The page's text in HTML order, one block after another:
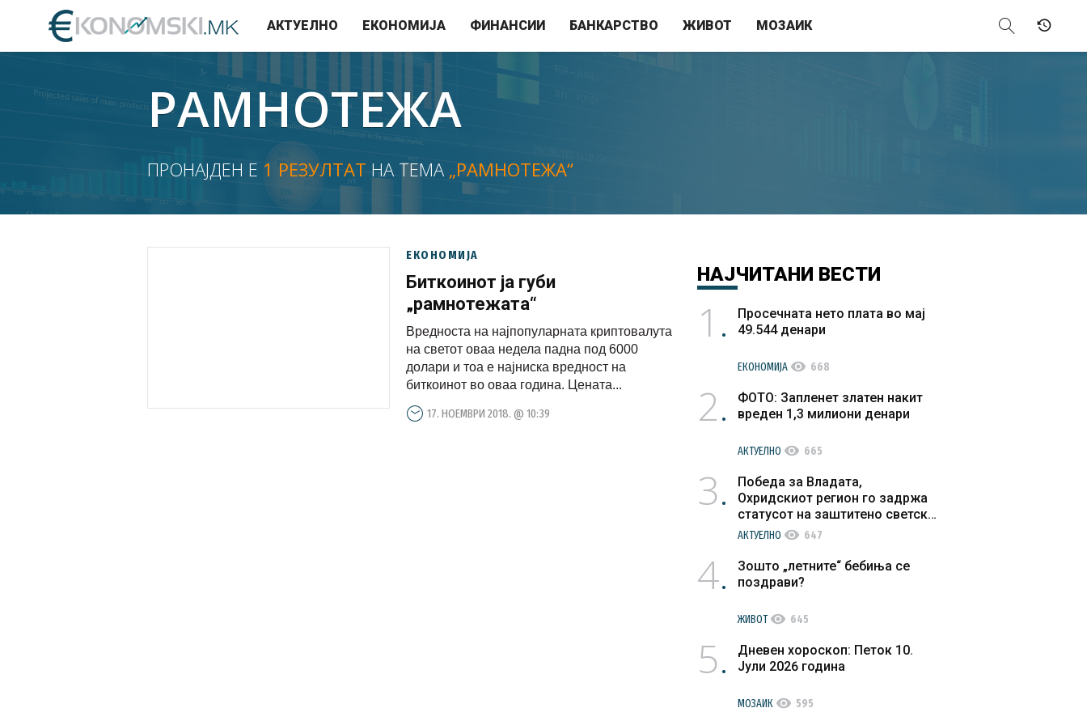
АКТУЕЛНО ЕКОНОМИЈА ФИНАНСИИ БАНКАРСТВО ЖИВОТ МОЗАИК
РАМНОТЕЖА
ПРОНАЈДЕН Е 1 РЕЗУЛТАТ НА ТЕМА „РАМНОТЕЖА“
ЕКОНОМИЈА
Биткоинот ја губи
„рамнотежата“
Вредноста на најпопуларната криптовалута
на светот оваа недела падна под 6000
долари и тоа е најниска вредност на
биткоинот во оваа година. Цената...
17. НОЕМВРИ 2018. @ 10:39
НАЈЧИТАНИ ВЕСТИ
1
Просечната нето плата во мај
49.544 денари
ЕКОНОМИЈА visibility 668
2
ФОТО: Запленет златен накит
вреден 1,3 милиони денари
АКТУЕЛНО visibility 665
3
Победа за Владата,
Охридскиот регион го задржа
статусот на заштитено светско
културно наследство
АКТУЕЛНО visibility 647
4
Зошто „летните“ бебиња се
поздрави?
ЖИВОТvisibility 645
5
Дневен хороскоп: Петок 10.
Јули 2026 година
МОЗАИК visibility 595